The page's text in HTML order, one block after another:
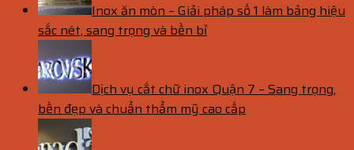
Inox ăn mòn – Giải pháp số 1 làm bảng hiệu
sắc nét, sang trọng và bền bỉ
Dịch vụ cắt chữ inox Quận 7 – Sang trọng,
bền đẹp và chuẩn thẩm mỹ cao cấp